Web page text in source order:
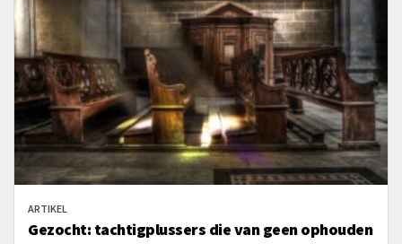
ARTIKEL
Gezocht: tachtigplussers die van geen ophouden